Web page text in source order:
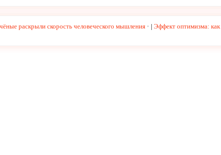
раскрыли скорость человеческого мышления | Эффект оптимизма: как